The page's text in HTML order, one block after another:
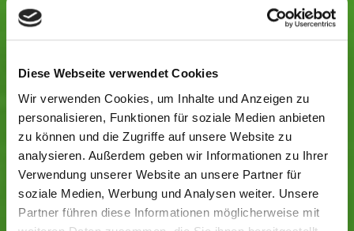
Diese Webseite verwendet Cookies
Wir verwenden Cookies, um Inhalte und Anzeigen zu
personalisieren, Funktionen für soziale Medien anbieten
zu können und die Zugriffe auf unsere Website zu
analysieren. Außerdem geben wir Informationen zu Ihrer
Verwendung unserer Website an unsere Partner für
soziale Medien, Werbung und Analysen weiter. Unsere
Partner führen diese Informationen möglicherweise mit
Hour” des WWF am 26.
März 2022
Traunstein, 11. Januar 2022 Sehr geehrter Herr
Oberbürgermeister, lieber Christian, anbei stellen wir, die
Fraktion BÜNDNIS 90/DIE GRÜNEN folgenden Antrag
zur Beteiligung der Stadt Traunstein an der
Klimaschutzaktion “Earth Hour”…
Weiterlesen »